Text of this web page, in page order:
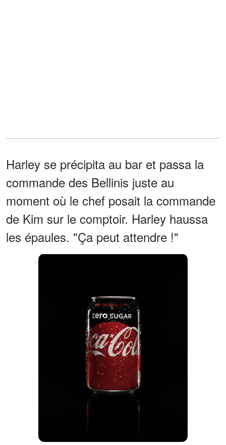
Harley se précipita au bar et passa la
commande des Bellinis juste au
moment où le chef posait la commande
de Kim sur le comptoir. Harley haussa
les épaules. "Ça peut attendre !"